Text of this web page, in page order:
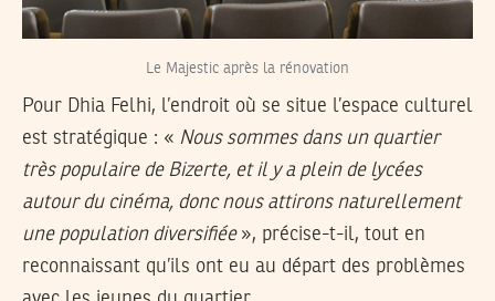
Le Majestic après la rénovation
Pour Dhia Felhi, l’endroit où se situe l’espace culturel
est stratégique : « Nous sommes dans un quartier
très populaire de Bizerte, et il y a plein de lycées
autour du cinéma, donc nous attirons naturellement
une population diversifiée», précise-t-il, tout en
reconnaissant qu’ils ont eu au départ des problèmes